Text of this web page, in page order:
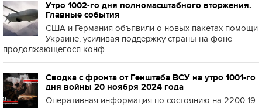
Утро 1002-го дня полномасштабного вторжения.
Главные события
США и Германия объявили о новых пакетах помощи
Украине, усиливая поддержку страны на фоне
продолжающегося конф...
Сводка с фронта от Генштаба ВСУ на утро 1001-го
дня войны 20 ноября 2024 года
Оперативная информация по состоянию на 2200 19